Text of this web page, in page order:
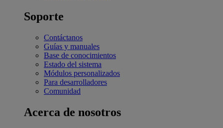
Soporte
Contáctanos
Guías y manuales
Base de conocimientos
Estado del sistema
Módulos personalizados
Para desarrolladores
Comunidad
Acerca de nosotros